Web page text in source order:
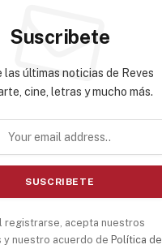
Suscribete
las últimas noticias de Reves
cine, letras y mucho más.
registrarse, acepta nuestros
y nuestro acuerdo de Política de